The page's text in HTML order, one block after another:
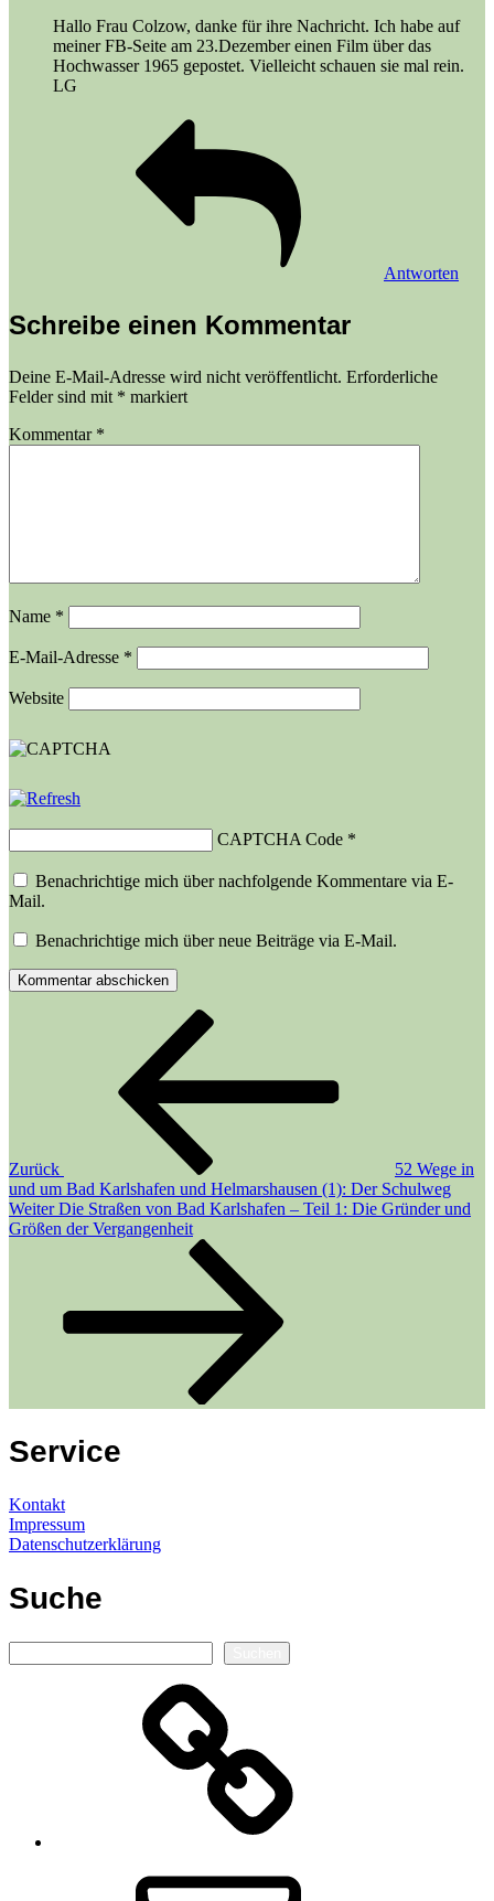
Hallo Frau Colzow, danke für ihre Nachricht. Ich habe auf
meiner FB-Seite am 23.Dezember einen Film über das
Hochwasser 1965 gepostet. Vielleicht schauen sie mal rein.
LG
Antworten
Schreibe einen Kommentar
Deine E-Mail-Adresse wird nicht veröffentlicht. Erforderliche
Felder sind mit * markiert
Kommentar *
Name *
E-Mail-Adresse *
Website
CAPTCHA Code *
Benachrichtige mich über nachfolgende Kommentare via E-
Mail.
Benachrichtige mich über neue Beiträge via E-Mail.
Beitragsnavigation
Zurück
52 Wege in
und um Bad Karlshafen und Helmarshausen (1): Der Schulweg
Nächster
Beitrag
Weiter Die Straßen von Bad Karlshafen – Teil 1: Die Gründer und
Größen der Vergangenheit
Service
Kontakt
Impressum
Datenschutzerklärung
Suche